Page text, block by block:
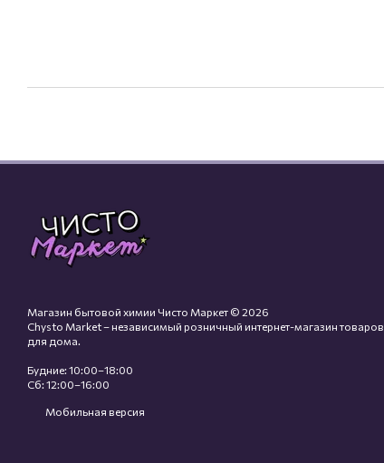
Магазин бытовой химии Чисто Маркет © 2026
Chysto Market – независимый розничный интернет-магазин товаров
для дома.
Будние: 10:00–18:00
Сб: 12:00–16:00
Мобильная версия